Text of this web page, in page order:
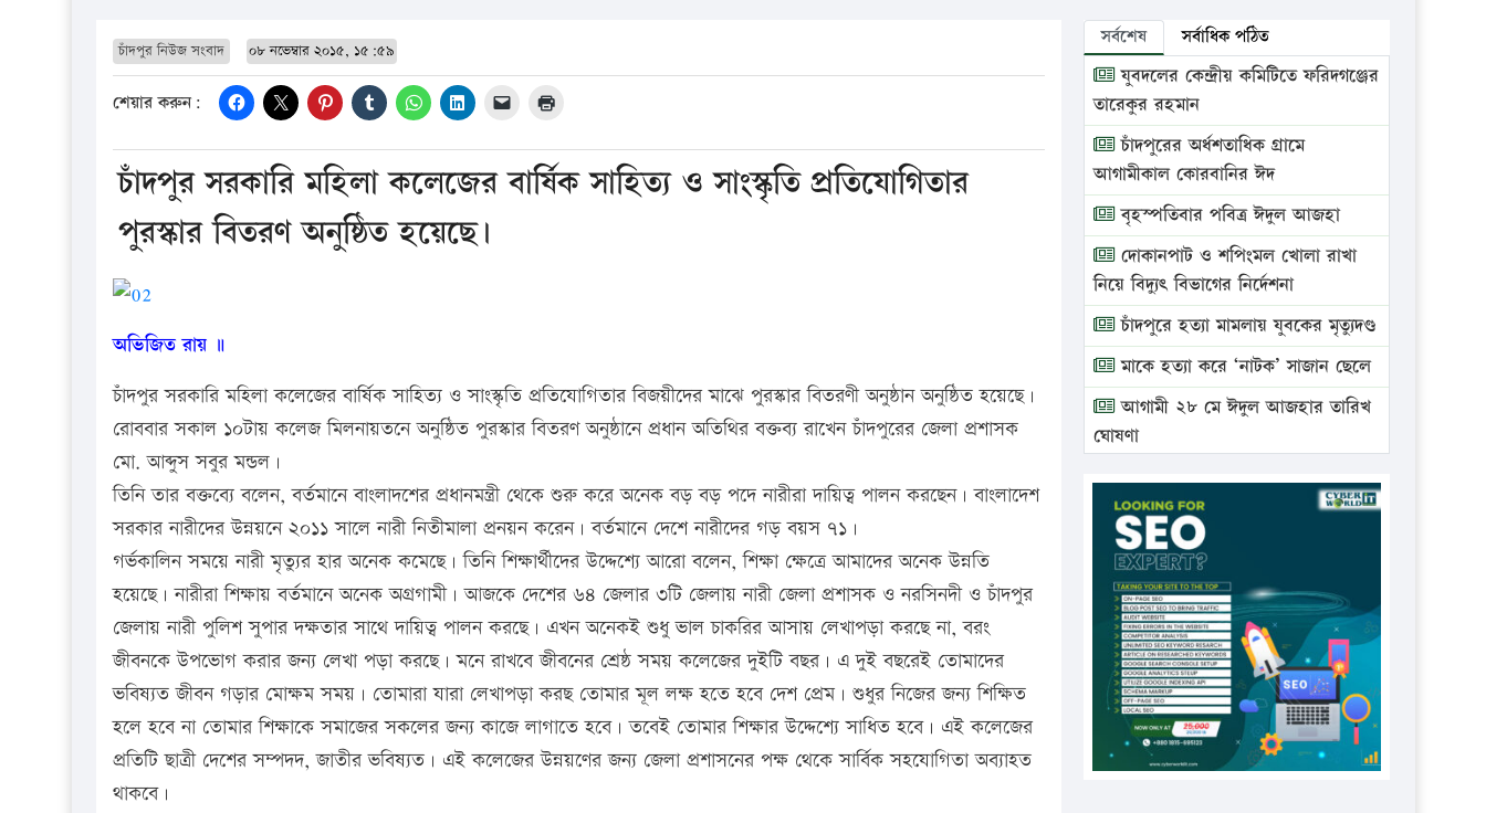
চাঁদপুর নিউজ সংবাদ ০৮ নভেম্বার ২০১৫, ১৫:৫৯
শেয়ার করুন:
চাঁদপুর সরকারি মহিলা কলেজের বার্ষিক সাহিত্য ও সাংস্কৃতি প্রতিযোগিতার
পুরস্কার বিতরণ অনুষ্ঠিত হয়েছে।
অভিজিত রায় ॥
চাঁদপুর সরকারি মহিলা কলেজের বার্ষিক সাহিত্য ও সাংস্কৃতি প্রতিযোগিতার বিজয়ীদের মাঝে পুরস্কার বিতরণী অনুষ্ঠান অনুষ্ঠিত হয়েছে।
রোববার সকাল ১০টায় কলেজ মিলনায়তনে অনুষ্ঠিত পুরস্কার বিতরণ অনুষ্ঠানে প্রধান অতিথির বক্তব্য রাখেন চাঁদপুরের জেলা প্রশাসক
মো. আব্দুস সবুর মন্ডল।
তিনি তার বক্তব্যে বলেন, বর্তমানে বাংলাদশের প্রধানমন্ত্রী থেকে শুরু করে অনেক বড় বড় পদে নারীরা দায়িত্ব পালন করছেন। বাংলাদেশ
সরকার নারীদের উন্নয়নে ২০১১ সালে নারী নিতীমালা প্রনয়ন করেন। বর্তমানে দেশে নারীদের গড় বয়স ৭১।
গর্ভকালিন সময়ে নারী মৃত্যুর হার অনেক কমেছে। তিনি শিক্ষার্থীদের উদ্দেশ্যে আরো বলেন, শিক্ষা ক্ষেত্রে আমাদের অনেক উন্নতি
হয়েছে। নারীরা শিক্ষায় বর্তমানে অনেক অগ্রগামী। আজকে দেশের ৬৪ জেলার ৩টি জেলায় নারী জেলা প্রশাসক ও নরসিনদী ও চাঁদপুর
জেলায় নারী পুলিশ সুপার দক্ষতার সাথে দায়িত্ব পালন করছে। এখন অনেকই শুধু ভাল চাকরির আসায় লেখাপড়া করছে না, বরং
জীবনকে উপভোগ করার জন্য লেখা পড়া করছে। মনে রাখবে জীবনের শ্রেষ্ঠ সময় কলেজের দুইটি বছর। এ দুই বছরেই তোমাদের
ভবিষ্যত জীবন গড়ার মোক্ষম সময়। তোমারা যারা লেখাপড়া করছ তোমার মূল লক্ষ হতে হবে দেশ প্রেম। শুধুর নিজের জন্য শিক্ষিত
হলে হবে না তোমার শিক্ষাকে সমাজের সকলের জন্য কাজে লাগাতে হবে। তবেই তোমার শিক্ষার উদ্দেশ্যে সাধিত হবে। এই কলেজের
প্রতিটি ছাত্রী দেশের সম্পদদ, জাতীর ভবিষ্যত। এই কলেজের উন্নয়ণের জন্য জেলা প্রশাসনের পক্ষ থেকে সার্বিক সহযোগিতা অব্যাহত
থাকবে।
সর্বশেষ সর্বাধিক পঠিত
যুবদলের কেন্দ্রীয় কমিটিতে ফরিদগঞ্জের
তারেকুর রহমান
চাঁদপুরের অর্ধশতাধিক গ্রামে
আগামীকাল কোরবানির ঈদ
বৃহস্পতিবার পবিত্র ঈদুল আজহা
দোকানপাট ও শপিংমল খোলা রাখা
নিয়ে বিদ্যুৎ বিভাগের নির্দেশনা
চাঁদপুরে হত্যা মামলায় যুবকের মৃত্যুদণ্ড
মাকে হত্যা করে ‘নাটক’ সাজান ছেলে
আগামী ২৮ মে ঈদুল আজহার তারিখ
ঘোষণা
ভ্রাম্যমাণ আদালতে দুইটি প্রতিষ্ঠানকে
প্রতিষ্ঠানকে ৪০হাজার টাকা জরিমানা।
এবার লঞ্চের ভাড়া বাড়ল
১৭ থেকে ২১ শতাংশ বিদ্যুতের দাম
বাড়ানোর প্রস্তাব পিডিবির
১৬ মে চাঁদপুর ও ২৫ মে ফেনী সফরে
যাবেন প্রধানমন্ত্রী
উচ্চশিক্ষায় গৌরবময় অর্জন: পূর্ণ
স্কলারশিপে যুক্তরাষ্ট্রে পিএইচডি করছেন